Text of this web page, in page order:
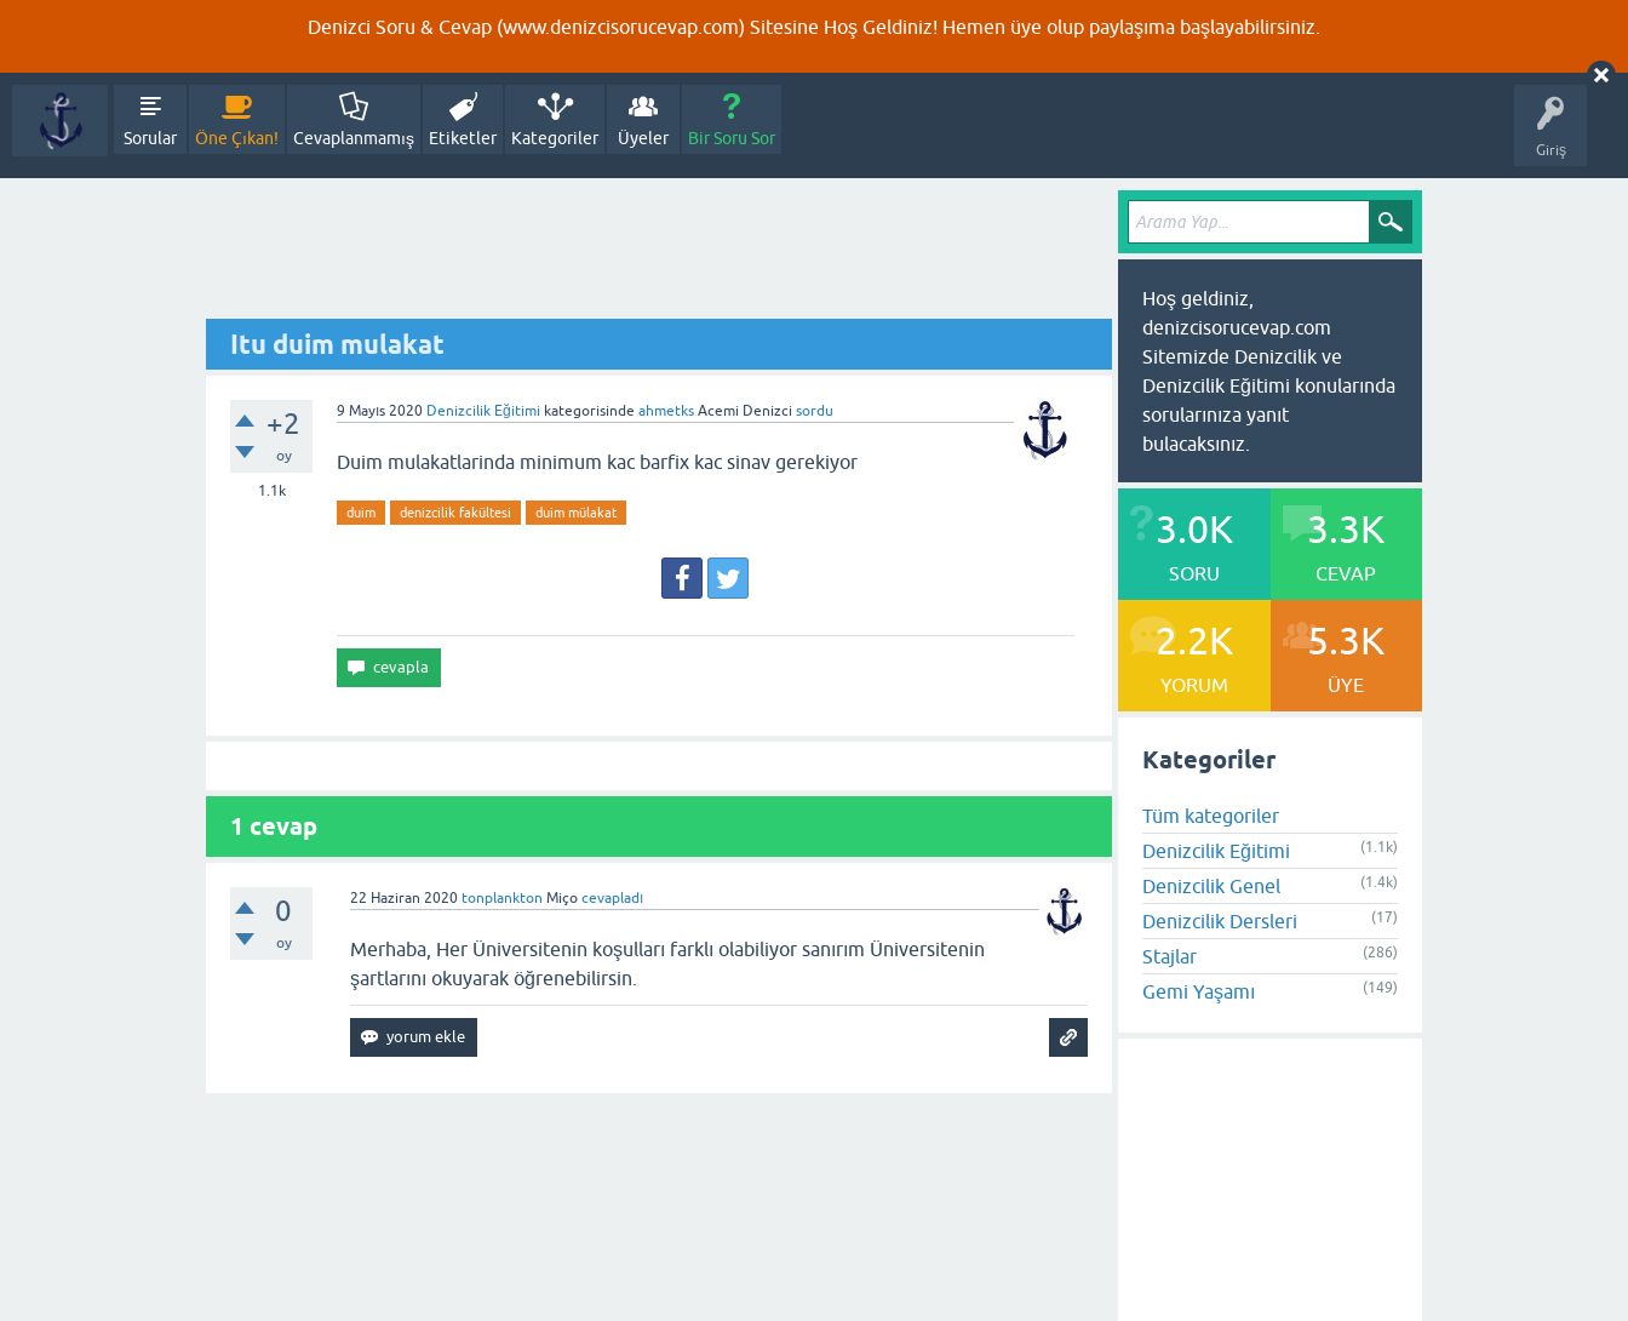
Denizci Soru & Cevap (www.denizcisorucevap.com) Sitesine Hoş Geldiniz! Hemen üye olup paylaşıma başlayabilirsiniz.
Giriş
Sorular Öne Çıkan! Cevaplanmamış Etiketler Kategoriler Üyeler Bir Soru Sor
Itu duim mulakat
+2
oy
1.1k
9 Mayıs 2020 Denizcilik Eğitimi kategorisinde ahmetks Acemi Denizci sordu
Duim mulakatlarinda minimum kac barfix kac sinav gerekiyor
duim denizcilik fakültesi duim mülakat
1 cevap
0
oy
22 Haziran 2020 tonplankton Miço cevapladı
Merhaba, Her Üniversitenin koşulları farklı olabiliyor sanırım Üniversitenin
şartlarını okuyarak öğrenebilirsin.
Hoş geldiniz,
denizcisorucevap.com
Sitemizde Denizcilik ve
Denizcilik Eğitimi konularında
sorularınıza yanıt
bulacaksınız.
3.0K
SORU
3.3K
CEVAP
2.2K
YORUM
5.3K
ÜYE
Kategoriler
Tüm kategoriler
Denizcilik Eğitimi
(1.1k)
Denizcilik Genel (1.4k)
Denizcilik Dersleri (17)
Stajlar (286)
Gemi Yaşamı (149)